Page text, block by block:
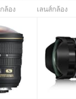
กล้อง เลนส์กล้อง